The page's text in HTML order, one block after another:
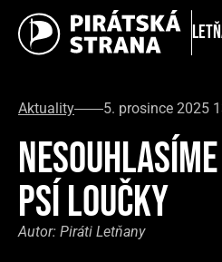
Aktuality 5. prosince 2025
PSÍ LOUČKY
Autor: Piráti Letňany